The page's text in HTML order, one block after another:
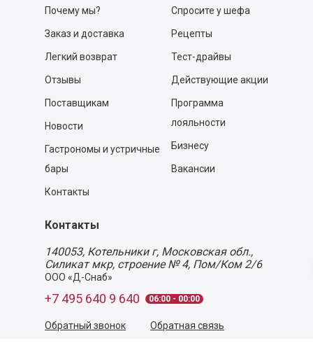
Почему мы?
Заказ и доставка
Легкий возврат
Отзывы
Поставщикам
Новости
Гастрономы и устричные
бары
Контакты
Спросите у шефа
Рецепты
Тест-драйвы
Действующие акции
Программа
лояльности
Бизнесу
Вакансии
Контакты
140053, Котельники г, Московская обл.,
Силикат мкр, строение № 4, Пом/Ком 2/6
ООО «Д-Снаб»
+7 495 640 9 640 06:00 - 00:00
Обратный звонок Обратная связь